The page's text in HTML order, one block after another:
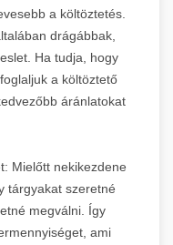
a költöztetés.
drágábbak,
Ha tudja, hogy
a költöztető
áránlatokat
Mielőtt nekikezdene
tárgyakat szeretné
megválni. Így
ami